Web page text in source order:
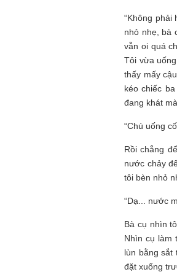
“Không phải
nhỏ nhẹ, bà
vẫn oi quá
Tôi vừa
thấy mấy
kéo chiếc
đang khát
“Chú uống
Rồi chẳng
nước chảy
tôi bèn nhỏ
“Dạ... nước
Bà cụ nhìn
Nhìn cụ làm
lùn bằng sắt
đặt xuống